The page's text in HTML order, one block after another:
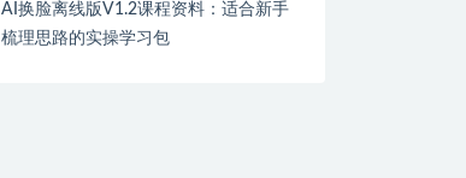
AI换脸离线版V1.2课程资料：适合新手
梳理思路的实操学习包